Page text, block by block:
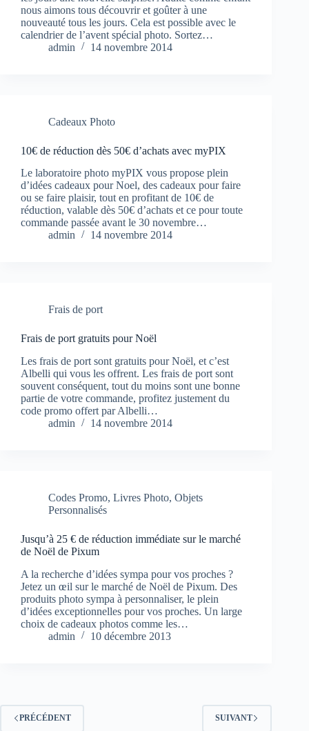
nous aimons tous découvrir et goûter à une
nouveauté tous les jours. Cela est possible avec le
calendrier de l’avent spécial photo. Sortez…
admin
14 novembre 2014
Cadeaux Photo
10€ de réduction dès 50€ d’achats avec myPIX
Le laboratoire photo myPIX vous propose plein
d’idées cadeaux pour Noel, des cadeaux pour faire
ou se faire plaisir, tout en profitant de 10€ de
réduction, valable dès 50€ d’achats et ce pour toute
commande passée avant le 30 novembre…
admin
14 novembre 2014
Frais de port
Frais de port gratuits pour Noël
Les frais de port sont gratuits pour Noël, et c’est
Albelli qui vous les offrent. Les frais de port sont
souvent conséquent, tout du moins sont une bonne
partie de votre commande, profitez justement du
code promo offert par Albelli…
admin
14 novembre 2014
Codes Promo, Livres Photo, Objets
Personnalisés
Jusqu’à 25 € de réduction immédiate sur le marché
de Noël de Pixum
A la recherche d’idées sympa pour vos proches ?
Jetez un œil sur le marché de Noël de Pixum. Des
produits photo sympa à personnaliser, le plein
d’idées exceptionnelles pour vos proches. Un large
choix de cadeaux photos comme les…
admin
10 décembre 2013
PRÉCÉDENT SUIVANT